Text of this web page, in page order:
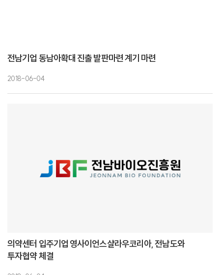
전남기업 동남아확대 진출 발판마련 계기 마련
2018-06-04
의약센터 입주기업 영사이언스샬라우코리아, 전남도와
투자협약 체결